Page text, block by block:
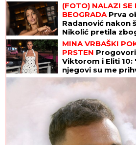
(FOTO) NALAZI SE
BEOGRADA Prva
Radanović nakon
Nikolić pretila
joj jezive poruke
MINA VRBAŠKI
PRSTEN
Viktorom i Eliti 10:
njegovi su me